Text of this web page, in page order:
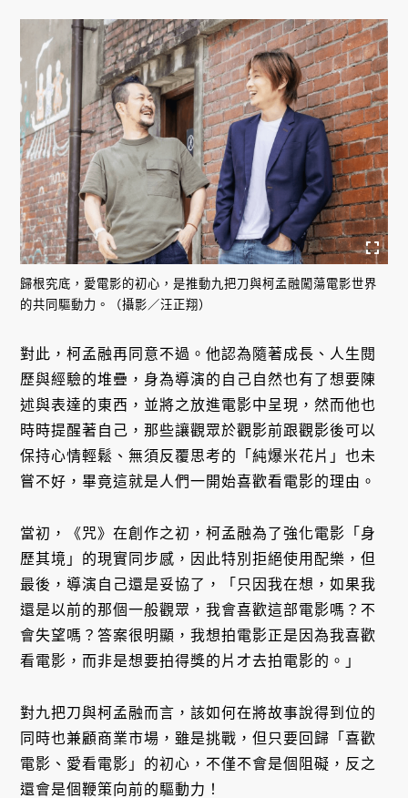
歸根究底，愛電影的初心，是推動九把刀與柯孟融闖蕩電影世界
的共同驅動力。（攝影／汪正翔）
對此，柯孟融再同意不過。他認為隨著成長、人生閱
歷與經驗的堆疊，身為導演的自己自然也有了想要陳
述與表達的東西，並將之放進電影中呈現，然而他也
時時提醒著自己，那些讓觀眾於觀影前跟觀影後可以
保持心情輕鬆、無須反覆思考的「純爆米花片」也未
嘗不好，畢竟這就是人們一開始喜歡看電影的理由。
當初，《咒》在創作之初，柯孟融為了強化電影「身
歷其境」的現實同步感，因此特別拒絕使用配樂，但
最後，導演自己還是妥協了，「只因我在想，如果我
還是以前的那個一般觀眾，我會喜歡這部電影嗎？不
會失望嗎？答案很明顯，我想拍電影正是因為我喜歡
看電影，而非是想要拍得獎的片才去拍電影的。」
對九把刀與柯孟融而言，該如何在將故事說得到位的
同時也兼顧商業市場，雖是挑戰，但只要回歸「喜歡
電影、愛看電影」的初心，不僅不會是個阻礙，反之
還會是個鞭策向前的驅動力！